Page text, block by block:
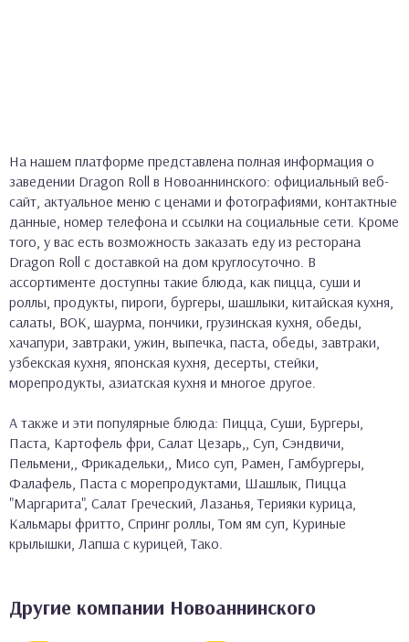
На нашем платформе представлена полная информация о
заведении Dragon Roll в Новоаннинского: официальный веб-
сайт, актуальное меню с ценами и фотографиями, контактные
данные, номер телефона и ссылки на социальные сети. Кроме
того, у вас есть возможность заказать еду из ресторана
Dragon Roll с доставкой на дом круглосуточно. В
ассортименте доступны такие блюда, как пицца, суши и
роллы, продукты, пироги, бургеры, шашлыки, китайская кухня,
салаты, ВОК, шаурма, пончики, грузинская кухня, обеды,
хачапури, завтраки, ужин, выпечка, паста, обеды, завтраки,
узбекская кухня, японская кухня, десерты, стейки,
морепродукты, азиатская кухня и многое другое.
А также и эти популярные блюда: Пицца, Суши, Бургеры,
Паста, Картофель фри, Салат Цезарь,, Суп, Сэндвичи,
Пельмени,, Фрикадельки,, Мисо суп, Рамен, Гамбургеры,
Фалафель, Паста с морепродуктами, Шашлык, Пицца
"Маргарита", Салат Греческий, Лазанья, Терияки курица,
Кальмары фритто, Спринг роллы, Том ям суп, Куриные
крылышки, Лапша с курицей, Тако.
Другие компании Новоаннинского